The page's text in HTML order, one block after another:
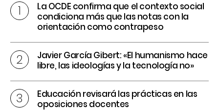
La OCDE confirma que el contexto social
condiciona más que las notas con la
orientación como contrapeso
Javier García Gibert: «El humanismo hace
libre, las ideologías y la tecnología no»
Educación revisará las prácticas en las
oposiciones docentes